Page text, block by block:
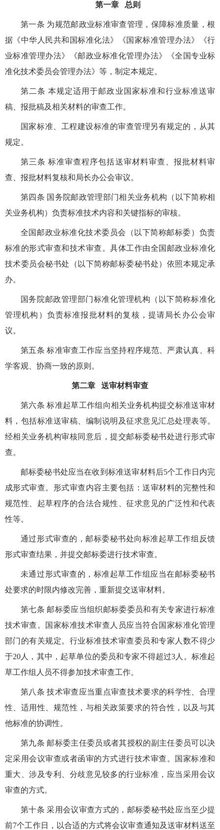
第一章 总则
第一条 为规范邮政业标准审查管理，保障标准质量，根
据《中华人民共和国标准化法》《国家标准管理办法》《行
业标准管理办法》《邮政业标准化管理办法》《全国专业标
准化技术委员会管理办法》等，制定本规定。
第二条 本规定适用于邮政业国家标准和行业标准送审
稿、报批稿及相关材料的审查工作。
国家标准、工程建设标准的审查管理另有规定的，从其
规定。
第三条 标准审查程序包括送审材料审查、报批材料审
查、报批材料复核和局长办公会审议。
第四条 国务院邮政管理部门相关业务机构（以下简称相
关业务机构）负责标准技术内容和关键指标的审核。
全国邮政业标准化技术委员会（以下简称邮标委）负责
标准的形式审查和技术审查。具体工作由全国邮政业标准化
技术委员会秘书处（以下简称邮标委秘书处）依照本规定承
办。
国务院邮政管理部门标准化管理机构（以下简称标准化
管理机构）负责标准报批材料的复核，提请局长办公会审
议。
第五条 标准审查工作应当坚持程序规范、严肃认真、科
学客观、协商一致的原则。
第二章 送审材料审查
第六条 标准起草工作组向相关业务机构提交标准送审材
料，包括标准送审稿、编制说明及征求意见汇总处理表等。
经相关业务机构审核同意后，提交邮标委秘书处进行形式审
查。
邮标委秘书处应当在收到标准送审材料后5个工作日内完
成形式审查。形式审查内容主要包括：送审材料的完整性和
规范性、起草程序的合法合规性、征求意见的广泛性和代表
性等。
通过形式审查的，邮标委秘书处向标准起草工作组反馈
形式审查结果，并提交邮标委进行技术审查。
未通过形式审查的，标准起草工作组应当在邮标委秘书
处要求的时限内修改完善，重新提交送审材料。
第七条 邮标委应当组织邮标委委员和有关专家进行标准
技术审查。国家标准技术审查人员应当符合国家标准化管理
部门的有关规定。行业标准技术审查委员和专家人数不得少
于20人，其中，起草单位的委员和专家不得超过3人。标准起
草工作组人员不得参加技术审查工作。
第八条 技术审查应当重点审查技术要求的科学性、合理
性、适用性、规范性，与相关政策要求的符合性，以及与其
他标准的协调性。
第九条 邮标委主任委员或者其授权的副主任委员可以决
定采用会议审查或者函审的方式进行技术审查。国家标准和
重大、涉及专利、分歧意见较多的行业标准，应当采用会议
审查的方式。
第十条 采用会议审查方式的，邮标委秘书处应当至少提
前7个工作日，以合适的方式将会议审查通知及送审材料送至